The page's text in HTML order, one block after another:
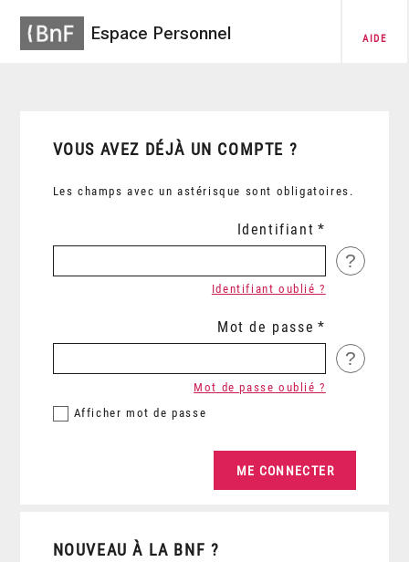
Espace Personnel AIDE
VOUS AVEZ DÉJÀ UN COMPTE ?
Les champs avec un astérisque sont obligatoires.
Identifiant
?
Identifiant oublié ?
Mot de passe
?
Afficher mot de passe
Mot de passe oublié ?
NOUVEAU À LA BNF ?